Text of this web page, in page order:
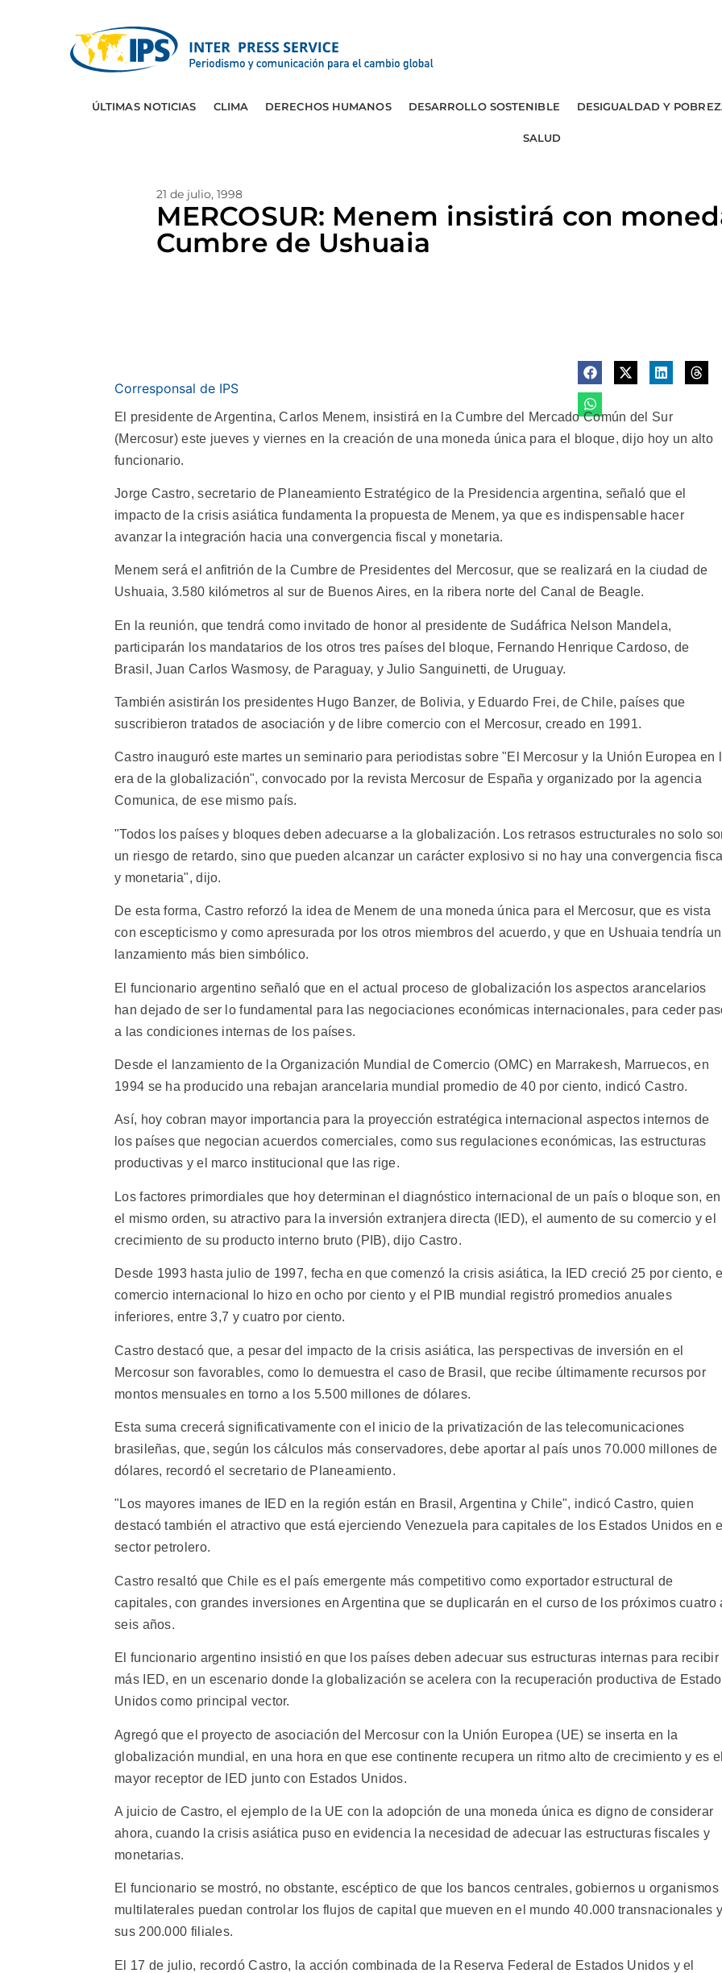
ÚLTIMAS NOTICIAS CLIMA DERECHOS HUMANOS DESARROLLO SOSTENIBLE DESIGUALDAD Y
SALUD
21 de julio, 1998
MERCOSUR: Menem insistirá con
Cumbre de Ushuaia
Corresponsal de IPS
El presidente de Argentina, Carlos Menem, insistirá en la Cumbre del Mercado Común del Sur
(Mercosur) este jueves y viernes en la creación de una moneda única para el bloque, dijo hoy un alto
funcionario.
Jorge Castro, secretario de Planeamiento Estratégico de la Presidencia argentina, señaló que el
impacto de la crisis asiática fundamenta la propuesta de Menem, ya que es indispensable hacer
avanzar la integración hacia una convergencia fiscal y monetaria.
Menem será el anfitrión de la Cumbre de Presidentes del Mercosur, que se realizará en la ciudad de
Ushuaia, 3.580 kilómetros al sur de Buenos Aires, en la ribera norte del Canal de Beagle.
En la reunión, que tendrá como invitado de honor al presidente de Sudáfrica Nelson Mandela,
participarán los mandatarios de los otros tres países del bloque, Fernando Henrique Cardoso, de
Brasil, Juan Carlos Wasmosy, de Paraguay, y Julio Sanguinetti, de Uruguay.
También asistirán los presidentes Hugo Banzer, de Bolivia, y Eduardo Frei, de Chile, países que
suscribieron tratados de asociación y de libre comercio con el Mercosur, creado en 1991.
Castro inauguró este martes un seminario para periodistas sobre "El Mercosur y la Unión Europea en
era de la globalización", convocado por la revista Mercosur de España y organizado por la agencia
Comunica, de ese mismo país.
"Todos los países y bloques deben adecuarse a la globalización. Los retrasos estructurales no solo
un riesgo de retardo, sino que pueden alcanzar un carácter explosivo si no hay una convergencia fiscal
y monetaria", dijo.
De esta forma, Castro reforzó la idea de Menem de una moneda única para el Mercosur, que es vista
con escepticismo y como apresurada por los otros miembros del acuerdo, y que en Ushuaia tendría un
lanzamiento más bien simbólico.
El funcionario argentino señaló que en el actual proceso de globalización los aspectos arancelarios
han dejado de ser lo fundamental para las negociaciones económicas internacionales, para ceder
a las condiciones internas de los países.
Desde el lanzamiento de la Organización Mundial de Comercio (OMC) en Marrakesh, Marruecos, en
1994 se ha producido una rebajan arancelaria mundial promedio de 40 por ciento, indicó Castro.
Así, hoy cobran mayor importancia para la proyección estratégica internacional aspectos internos de
los países que negocian acuerdos comerciales, como sus regulaciones económicas, las estructuras
productivas y el marco institucional que las rige.
Los factores primordiales que hoy determinan el diagnóstico internacional de un país o bloque son, en
el mismo orden, su atractivo para la inversión extranjera directa (IED), el aumento de su comercio y el
crecimiento de su producto interno bruto (PIB), dijo Castro.
Desde 1993 hasta julio de 1997, fecha en que comenzó la crisis asiática, la IED creció 25 por ciento, el
comercio internacional lo hizo en ocho por ciento y el PIB mundial registró promedios anuales
inferiores, entre 3,7 y cuatro por ciento.
Castro destacó que, a pesar del impacto de la crisis asiática, las perspectivas de inversión en el
Mercosur son favorables, como lo demuestra el caso de Brasil, que recibe últimamente recursos por
montos mensuales en torno a los 5.500 millones de dólares.
Esta suma crecerá significativamente con el inicio de la privatización de las telecomunicaciones
brasileñas, que, según los cálculos más conservadores, debe aportar al país unos 70.000 millones de
dólares, recordó el secretario de Planeamiento.
"Los mayores imanes de IED en la región están en Brasil, Argentina y Chile", indicó Castro, quien
destacó también el atractivo que está ejerciendo Venezuela para capitales de los Estados Unidos en el
sector petrolero.
Castro resaltó que Chile es el país emergente más competitivo como exportador estructural de
capitales, con grandes inversiones en Argentina que se duplicarán en el curso de los próximos cuatro
seis años.
El funcionario argentino insistió en que los países deben adecuar sus estructuras internas para recibir
más IED, en un escenario donde la globalización se acelera con la recuperación productiva de
Unidos como principal vector.
Agregó que el proyecto de asociación del Mercosur con la Unión Europea (UE) se inserta en la
globalización mundial, en una hora en que ese continente recupera un ritmo alto de crecimiento y es el
mayor receptor de IED junto con Estados Unidos.
A juicio de Castro, el ejemplo de la UE con la adopción de una moneda única es digno de considerar
ahora, cuando la crisis asiática puso en evidencia la necesidad de adecuar las estructuras fiscales y
monetarias.
El funcionario se mostró, no obstante, escéptico de que los bancos centrales, gobiernos u organismos
multilaterales puedan controlar los flujos de capital que mueven en el mundo 40.000 transnacionales y
sus 200.000 filiales.
El 17 de julio, recordó Castro, la acción combinada de la Reserva Federal de Estados Unidos y el